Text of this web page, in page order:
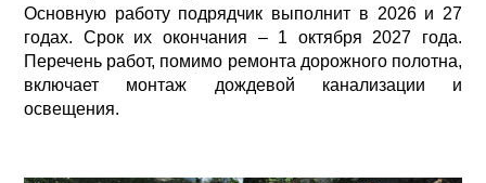
Основную работу подрядчик выполнит в 2026 и 27
годах. Срок их окончания – 1 октября 2027 года.
Перечень работ, помимо ремонта дорожного полотна,
включает монтаж дождевой канализации и
освещения.